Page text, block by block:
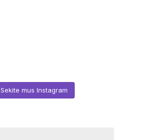
Sekite mus Instagram